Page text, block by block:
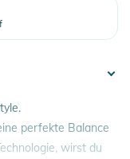
perfekte Balance
wirst du